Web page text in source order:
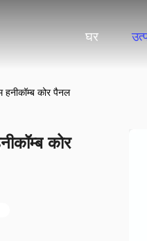
घर
हनीकॉम्ब कोर पैनल
कोर